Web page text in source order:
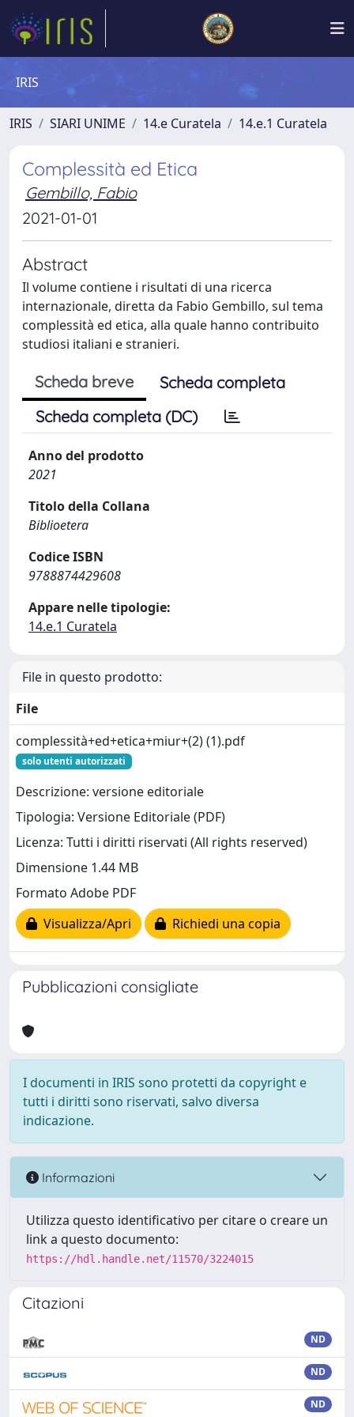
IRIS
IRIS SIARI UNIME 14.e Curatela 14.e.1 Curatela
Complessità ed Etica
Gembillo, Fabio
2021-01-01
Abstract
Il volume contiene i risultati di una ricerca
internazionale, diretta da Fabio Gembillo, sul tema
complessità ed etica, alla quale hanno contribuito
studiosi italiani e stranieri.
Scheda breve
Scheda completa
Scheda completa (DC)
Anno del prodotto
2021
Titolo della Collana
Biblioetera
Codice ISBN
9788874429608
Appare nelle tipologie:
14.e.1 Curatela
File in questo prodotto:
File
complessità+ed+etica+miur+(2) (1).pdf
solo utenti autorizzati
Descrizione: versione editoriale
Tipologia: Versione Editoriale (PDF)
Licenza: Tutti i diritti riservati (All rights reserved)
Dimensione 1.44 MB
Formato Adobe PDF
Visualizza/Apri
Richiedi una copia
Pubblicazioni consigliate
I documenti in IRIS sono protetti da copyright e
tutti i diritti sono riservati, salvo diversa
indicazione.
Informazioni
Utilizza questo identificativo per citare o creare un
link a questo documento:
https://hdl.handle.net/11570/3224015
Citazioni
ND
ND
ND